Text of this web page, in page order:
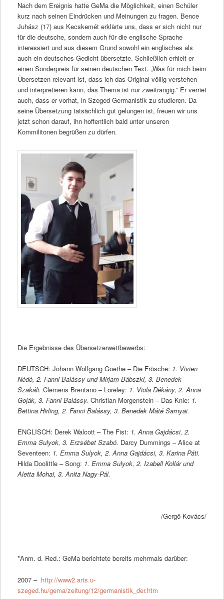
Nach dem Ereignis hatte GeMa die Möglichkeit, einen Schüler
kurz nach seinen Eindrücken und Meinungen zu fragen. Bence
Juhász (17) aus Kecskemét erklärte uns, dass er sich nicht nur
für die deutsche, sondern auch für die englische Sprache
interessiert und aus diesem Grund sowohl ein englisches als
auch ein deutsches Gedicht übersetzte. Schließlich erhielt er
einen Sonderpreis für seinen deutschen Text. „Was für mich beim
Übersetzen relevant ist, dass ich das Original völlig verstehen
und interpretieren kann, das Thema ist nur zweitrangig.” Er verriet
auch, dass er vorhat, in Szeged Germanistik zu studieren. Da
seine Übersetzung tatsächlich gut gelungen ist, freuen wir uns
jetzt schon darauf, ihn hoffentlich bald unter unseren
Kommilitonen begrüßen zu dürfen.
Die Ergebnisse des Übersetzerwettbewerbs:
DEUTSCH: Johann Wolfgang Goethe – Die Frösche: 1. Vivien
Nédó, 2. Fanni Balássy und Mirjam Bábszki, 3. Benedek
Szakáli. Clemens Brentano – Loreley: 1. Viola Dékány, 2. Anna
Goják, 3. Fanni Balássy. Christian Morgenstein – Das Knie: 1.
Bettina Hirling, 2. Fanni Balássy, 3. Benedek Máté Sarnyai.
ENGLISCH: Derek Walcott – The Fist: 1. Anna Gajdácsi, 2.
Emma Sulyok, 3. Erzsébet Szabó. Darcy Dummings – Alice at
Seventeen: 1. Emma Sulyok, 2. Anna Gajdácsi, 3. Karina Páti.
Hilda Doolittle – Song: 1. Emma Sulyok, 2. Izabell Kollár und
Aletta Mohai, 3. Anita Nagy-Pál.
/Gergő Kovács/
*Anm. d. Red.: GeMa berichtete bereits mehrmals darüber:
2007 – http://www2.arts.u-
szeged.hu/gema/zeitung/12/germanistik_der.htm